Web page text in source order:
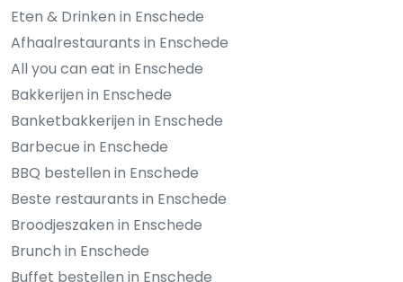
Eten & Drinken in Enschede
Afhaalrestaurants in Enschede
All you can eat in Enschede
Bakkerijen in Enschede
Banketbakkerijen in Enschede
Barbecue in Enschede
BBQ bestellen in Enschede
Beste restaurants in Enschede
Broodjeszaken in Enschede
Brunch in Enschede
Buffet bestellen in Enschede